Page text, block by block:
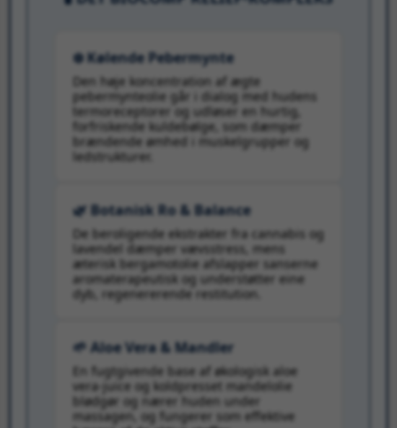
❄️ Kølende Pebermynte
Den høje koncentration af ægte
pebermynteolie går i dialog med hudens
termoreceptorer og udløser en hurtig,
forfriskende kuldebølge, som dæmper
brændende ømhed i muskelgrupper og
ledstrukturer.
🌿 Botanisk Ro & Balance
De beroligende ekstrakter fra cannabis og
lavendel dæmper vævsstress, mens
æterisk bergamotolie afslapper sanserne
aromaterapeutisk og understøtter eine
dyb, regenererende restitution.
🌱 Aloe Vera & Mandler
En fugtgivende base af økologisk aloe
vera-juice og koldpresset mandelolie
blødgør og nærer huden under
massagen, og fungerer som effektive